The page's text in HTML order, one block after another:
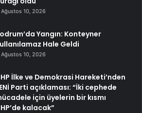
Ağustos 10, 2026
Yangın: Konteyner
Hale Geldi
Ağustos 10, 2026
İlke ve Demokrasi Hareketi’nden
Parti açıklaması: “İki cephede
için üyelerin bir kısmı
kalacak”